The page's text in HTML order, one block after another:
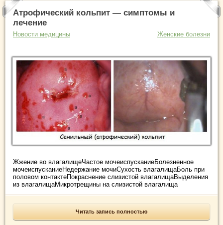
Атрофический кольпит — симптомы и
лечение
Новости медицины Женские болезни
Жжение во влагалищеЧастое мочеиспусканиеБолезненное
мочеиспусканиеНедержание мочиСухость влагалищаБоль при
половом контактеПокраснение слизистой влагалищаВыделения
из влагалищаМикротрещины на слизистой влагалища
Читать запись полностью